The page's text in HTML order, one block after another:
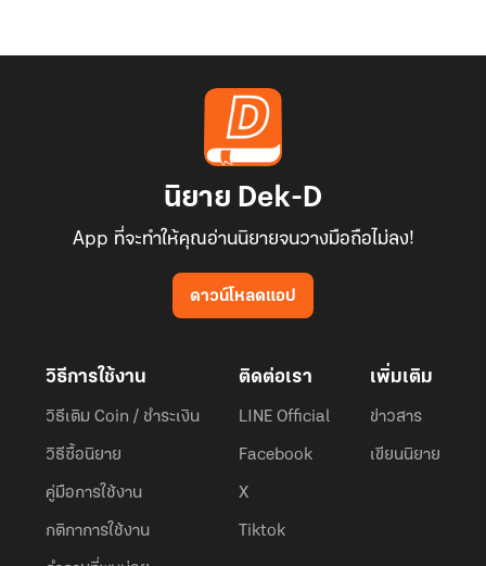
เพราะข้ารักท่าน ข้าจึงทำเพื่อท่าน...
หมายเดินเข้ากรงทอง ใช้ชีวิตที่ต้องระวังทุกฝีก้าวก็เพื่อท่าน...
แต่แล้วในท้ายที่สุด... ข้าก็ต้องมาตกตายด้วยน้ำมือของท่าน!
ต้องจบชีวิตลงด้วยมือของคนที่ข้ารักสุดหัวใจ สิ้นลมหายใจสุดท้ายที่
ตำหนักร้ายอย่างโดดเดี่ยว
คือความรักของท่านที่ตอบแทนข้า!!!!
ความสมเพช นางกำลังสมเพชตนเองที่ทำทุกอย่างแต่กลับไม่ได้อะไรเลย
นิยาย Dek-D
App ที่จะทำให้คุณอ่านนิยายจนวางมือถือไม่ลง!
ดาวน์โหลดแอป
วิธีการใช้งาน
วิธีเติม Coin / ชำระเงิน
วิธีซื้อนิยาย
คู่มือการใช้งาน
กติกาการใช้งาน
ติดต่อเรา
LINE Official
Facebook
X
Tiktok
เพิ่มเติม
ข่าวสาร
เขียนนิยาย